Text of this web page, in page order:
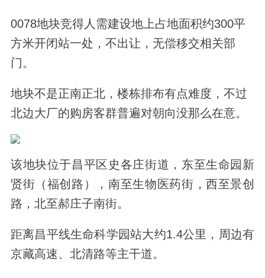
0078地块竞得人需建设地上占地面积约300平
方米开闭站一处，不出让，无偿移交相关部
门。
地块不是正南正北，楼栋排布有点难度，不过
北边大厂的购房客群普遍对朝向没那么在意。
该地块位于昌平区史各庄街道，东至生命园新
贤街（福创路），南至生物医药街，西至景创
路，北至郝庄子南街。
距离昌平线生命科学园站大约1.4公里，周边有
京藏高速、北清路等主干道。